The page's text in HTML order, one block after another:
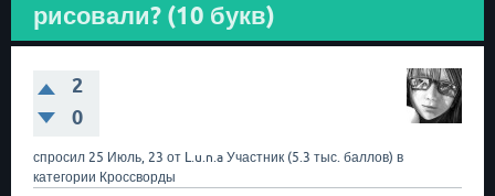
рисовали? (10 букв)
2
0
спросил 25 Июль, 23 от L.u.n.a Участник (5.3 тыс. баллов) в
категории Кроссворды